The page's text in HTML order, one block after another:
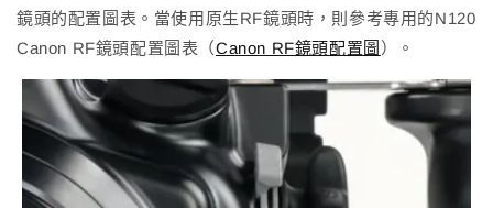
鏡頭的配置圖表。當使用原生RF鏡頭時，則參考專用的N120
Canon RF鏡頭配置圖表 （Canon RF鏡頭配置圖 ） 。